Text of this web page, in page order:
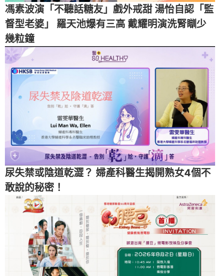
馮素波演「不聽話糖友」戲外戒甜 湯怡自認「監
督型老婆」 羅天池爆有三高 戴耀明演洗腎瞓少
幾粒鐘
尿失禁或陰道乾澀？ 婦產科醫生揭開熟女4個不
敢說的秘密！